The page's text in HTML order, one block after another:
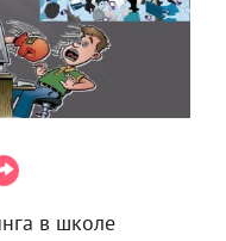
в школе